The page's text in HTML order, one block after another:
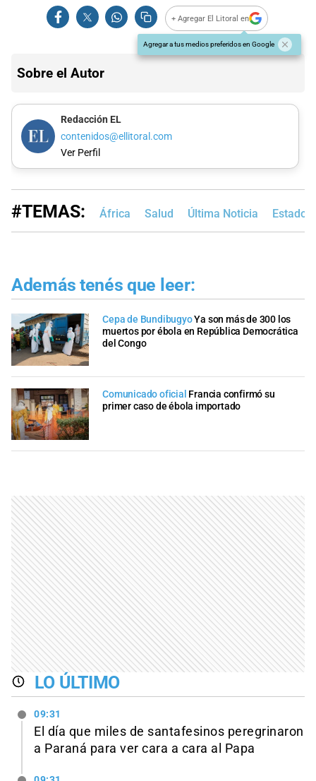
+ Agregar El Litoral en
Agregar a tus medios preferidos en Google
Sobre el Autor
Redacción EL
contenidos@ellitoral.com
Ver Perfil
#TEMAS: África Salud Última Noticia Estados
Además tenés que leer:
Cepa de BundibugyoYa son más de 300 los
muertos por ébola en República Democrática
del Congo
Comunicado oficial Francia confirmó su
primer caso de ébola importado
LO ÚLTIMO
09:31
El día que miles de santafesinos peregrinaron
a Paraná para ver cara a cara al Papa